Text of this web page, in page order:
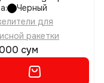
Черный
для
ракетки
сум